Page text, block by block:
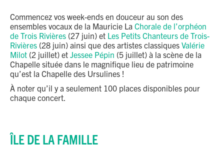
Commencez vos week-ends en douceur au son des
ensembles vocaux de la Mauricie La Chorale de l’orphéon
de Trois Rivières (27 juin) et Les Petits Chanteurs de Trois-
Rivières (28 juin) ainsi que des artistes classiques Valérie
Milot (2 juillet) et Jessee Pépin (5 juillet) à la scène de la
Chapelle située dans le magnifique lieu de patrimoine
qu’est la Chapelle des Ursulines !
À noter qu’il y a seulement 100 places disponibles pour
chaque concert.
ÎLE DE LA FAMILLE